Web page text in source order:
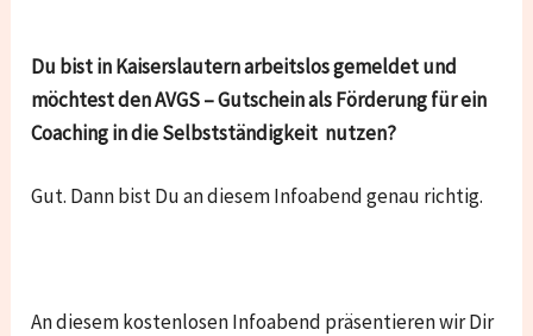
Du bist in Kaiserslautern arbeitslos gemeldet und
möchtest den AVGS – Gutschein als Förderung für ein
Coaching in die Selbstständigkeit nutzen?
Gut. Dann bist Du an diesem Infoabend genau richtig.
An diesem kostenlosen Infoabend präsentieren wir Dir